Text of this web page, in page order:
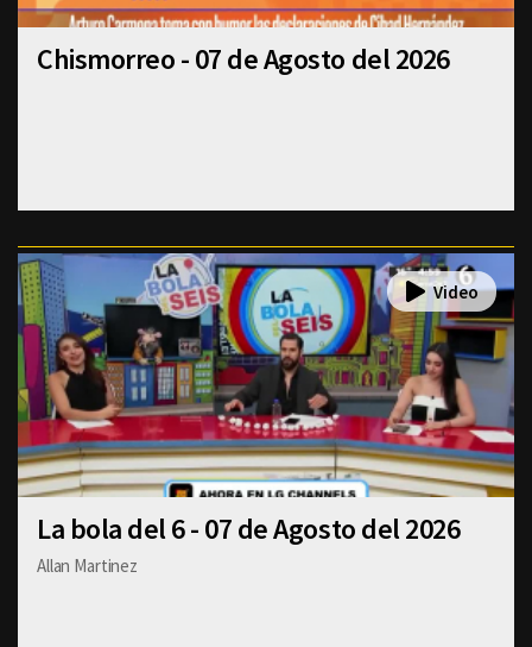
Chismorreo - 07 de Agosto del 2026
La bola del 6 - 07 de Agosto del 2026
Allan Martinez